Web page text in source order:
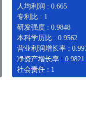
人均利润 : 0.665
专利比 : 1
研发强度 : 0.9848
本科学历比 : 0.9562
营业利润增长率 :
净资产增长率 : 0.9821
社会责任 : 1